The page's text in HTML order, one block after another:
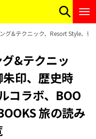
グ&テクニック、Resort Style、御
&テクニッ
印、歴史時
コラボ、BOO
旅の読み